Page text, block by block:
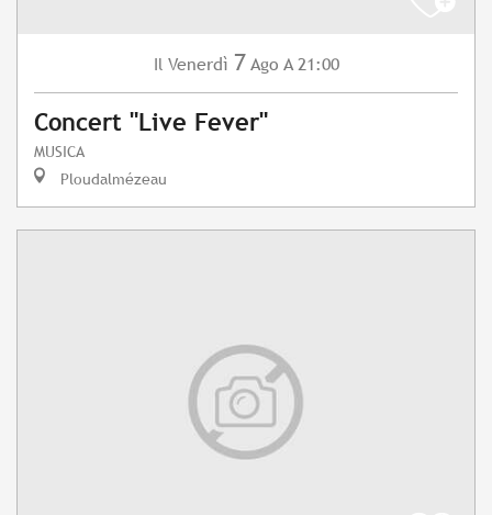
Il Venerdì 7 Ago A 21:00
Concert "Live Fever"
MUSICA
Ploudalmézeau